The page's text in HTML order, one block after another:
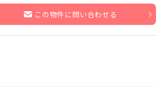
この物件に問い合わせる